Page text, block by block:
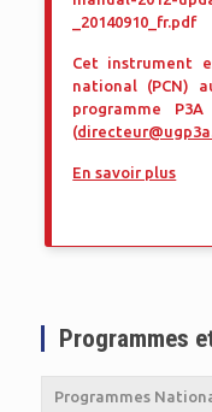
_20140910_fr.pdf
Cet instrument
national (PCN)
programme
(
En savoir plus
Programmes
Programmes